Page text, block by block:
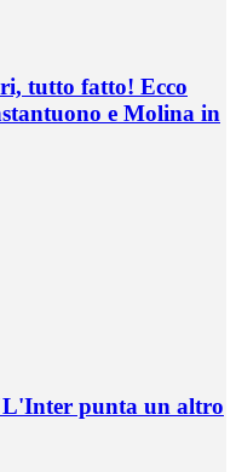
tutto fatto! Ecco
e Molina in
punta un altro